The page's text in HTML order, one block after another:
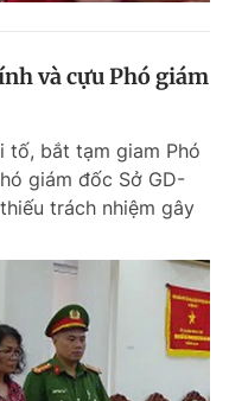
và cựu Phó giám
tố, bắt tạm giam Phó
giám đốc Sở GD-
trách nhiệm gây